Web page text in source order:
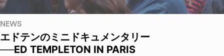
NEWS
エドテンのミニドキュメンタリー
──ED TEMPLETON IN PARIS